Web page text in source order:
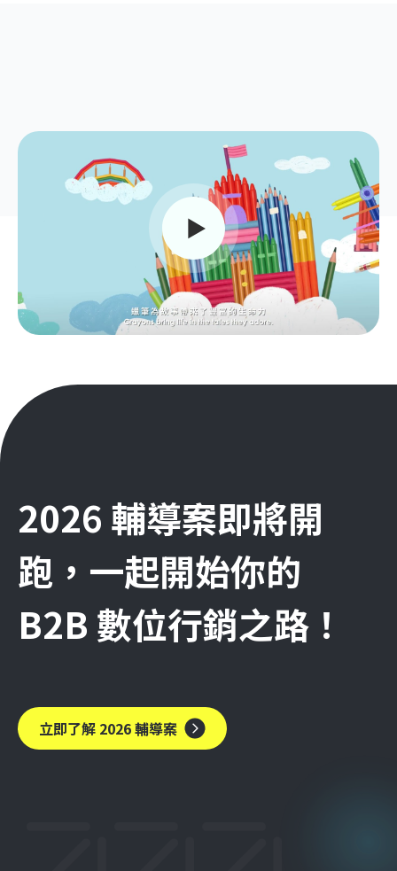
2026 輔導案即將開
跑，一起開始你的
B2B 數位行銷之路！
立即了解 2026 輔導案